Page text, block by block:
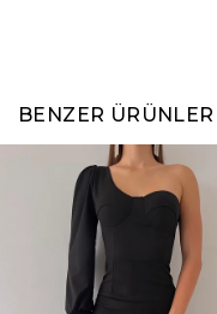
BENZER ÜRÜNLER